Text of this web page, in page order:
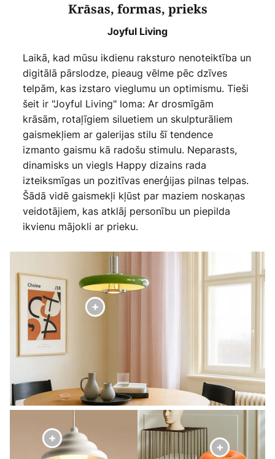
Krāsas, formas, prieks
Joyful Living
Laikā, kad mūsu ikdienu raksturo nenoteiktība un
digitālā pārslodze, pieaug vēlme pēc dzīves
telpām, kas izstaro vieglumu un optimismu. Tieši
šeit ir "Joyful Living" loma: Ar drosmīgām
krāsām, rotaļīgiem siluetiem un skulpturāliem
gaismekļiem ar galerijas stilu šī tendence
izmanto gaismu kā radošu stimulu. Neparasts,
dinamisks un viegls Happy dizains rada
izteiksmīgas un pozitīvas enerģijas pilnas telpas.
Šādā vidē gaismekļi kļūst par maziem noskaņas
veidotājiem, kas atklāj personību un piepilda
ikvienu mājokli ar prieku.